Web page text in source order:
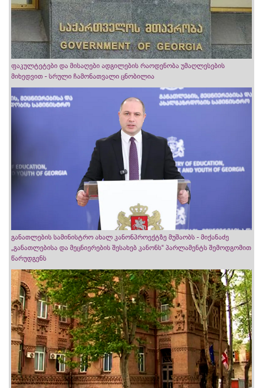
ფაკულტეტები და მისაღები ადგილების რაოდენობა უმაღლესების
მიხედვით - სრული ჩამონათვალი ცნობილია
განათლების სამინისტრო ახალ კანონპროექტზე მუშაობს - მიქანაძე
„განათლებისა და მეცნიერების შესახებ კანონს“ პარლამენტს შემოდგომით
წარუდგენს